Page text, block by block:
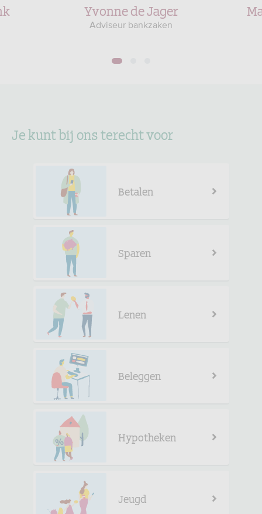
Yvonne de Jager
Adviseur bankzaken
1
Je kunt bij ons terecht voor
Betalen
Sparen
Lenen
Beleggen
Hypotheken
Jeugd